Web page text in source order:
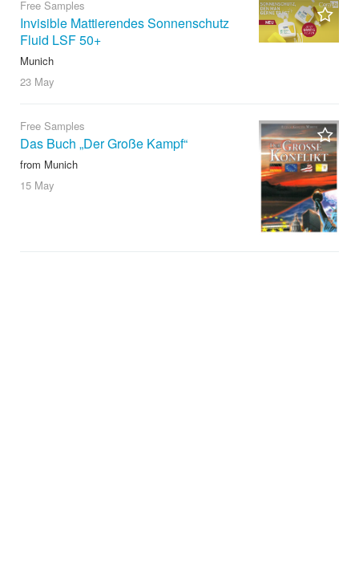
Free Samples
Invisible Mattierendes Sonnenschutz
Fluid LSF 50+
Munich
23 May
Free Samples
Das Buch „Der Große Kampf“
from Munich
15 May